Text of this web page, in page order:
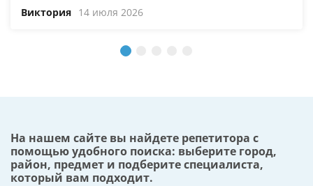
Виктория 14 июля 2026
На нашем сайте вы найдете репетитора с
помощью удобного поиска: выберите город,
район, предмет и подберите специалиста,
который вам подходит.